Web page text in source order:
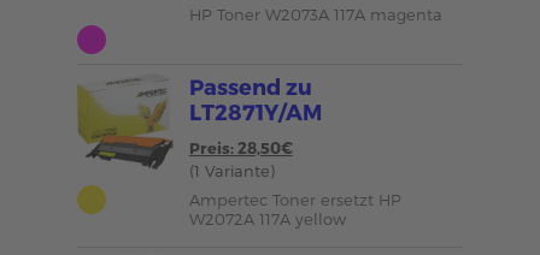
HP Toner W2073A 117A magenta
Passend zu
LT2871Y/AM
Preis: 28,50€
(1 Variante)
Ampertec Toner ersetzt HP
W2072A 117A yellow